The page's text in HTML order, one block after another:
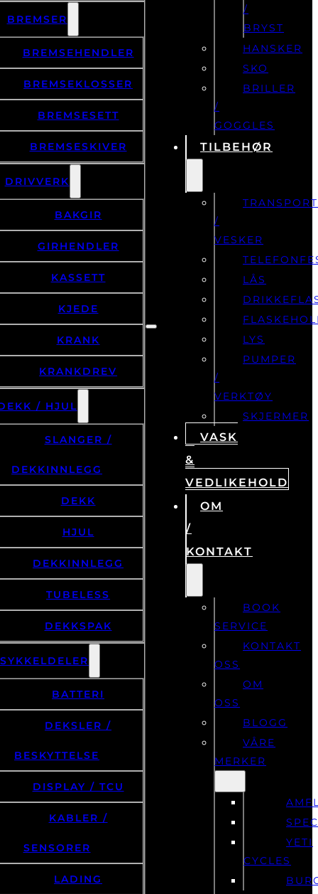
BREMSER
BREMSEHENDLER
BREMSEKLOSSER
BREMSESETT
BREMSESKIVER
DRIVVERK
BAKGIR
GIRHENDLER
KASSETT
KJEDE
KRANK
KRANKDREV
/ HJUL
SLANGER /
DEKKINNLEGG
DEKK
HJUL
DEKKINNLEGG
TUBELESS
DEKKSPAK
BATTERI
DEKSLER /
BESKYTTELSE
DISPLAY / TCU
KABLER /
SENSORER
LADING
/
BRYST
HANSKER
SKO
BRILLER
/
GOGGLES
TILBEHØR
TRANSPORT
/
VESKER
LÅS
LYS
PUMPER
/
VERKTØY
SKJERMER
VASK
&
VEDLIKEHOLD
OM
/
KONTAKT
BOOK
SERVICE
KONTAKT
OSS
OM
OSS
BLOGG
VÅRE
MERKER
YETI
CYCLES